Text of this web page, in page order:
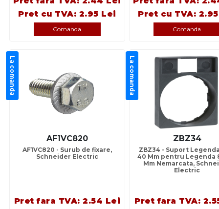
Pret cu TVA: 2.95 Lei
Comanda
Pret cu TVA:
Comanda
La comanda
AF1VC820
AF1VC820 - Surub de fixare,
Schneider Electric
Pret fara TVA: 2.54 Lei
La comanda
ZBZ34
ZBZ34 - Suport
40 Mm pentru Legenda
Mm Nemarcata,
Electric
Pret fara TVA: